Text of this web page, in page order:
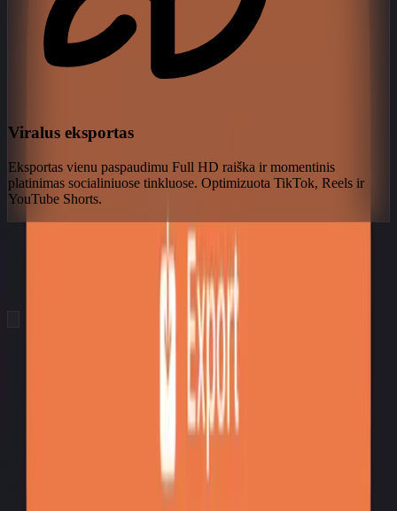
Viralus eksportas
Eksportas vienu paspaudimu Full HD raiška ir momentinis
platinimas socialiniuose tinkluose. Optimizuota TikTok, Reels ir
YouTube Shorts.
hero.showcaseTitle